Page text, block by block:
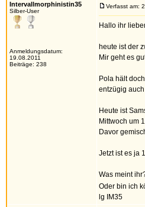
Intervallmorphinistin35
Silber-User
Anmeldungsdatum:
19.08.2011
Beiträge: 238
Verfasst am:
Hallo ihr
heute ist der
Mir geht es
Pola hält
entzügig
Heute ist
Mittwoch um
Davor
Jetzt ist es ja
Was meint
Oder bin ich
lg IM35